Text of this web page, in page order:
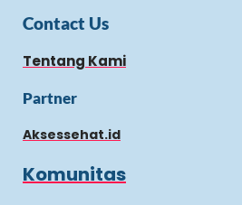
Contact Us
Tentang Kami
Partner
Aksessehat.id
Komunitas